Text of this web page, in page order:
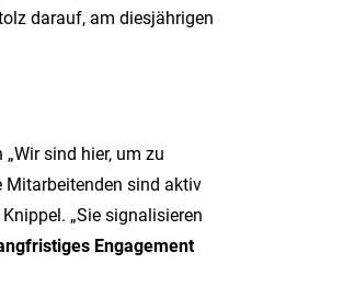
darauf, am diesjährigen
sind hier, um zu
Mitarbeitenden sind aktiv
„Sie signalisieren
Engagement